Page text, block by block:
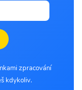
zpracování
kdykoliv.